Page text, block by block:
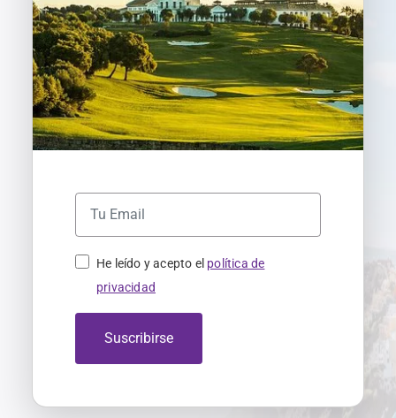
He leído y acepto el política de
privacidad
Suscribirse